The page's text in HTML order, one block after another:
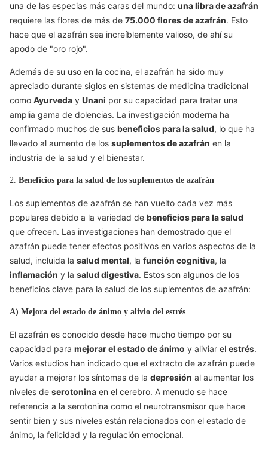
una de las especias más caras del mundo: una libra de azafrán
requiere las flores de más de 75.000 flores de azafrán. Esto
hace que el azafrán sea increíblemente valioso, de ahí su
apodo de "oro rojo".
Además de su uso en la cocina, el azafrán ha sido muy
apreciado durante siglos en sistemas de medicina tradicional
como Ayurveda y Unani por su capacidad para tratar una
amplia gama de dolencias. La investigación moderna ha
confirmado muchos de sus beneficios para la salud, lo que ha
llevado al aumento de los suplementos de azafrán en la
industria de la salud y el bienestar.
2. Beneficios para la salud de los suplementos de azafrán
Los suplementos de azafrán se han vuelto cada vez más
populares debido a la variedad de beneficios para la salud
que ofrecen. Las investigaciones han demostrado que el
azafrán puede tener efectos positivos en varios aspectos de la
salud, incluida la salud mental, la función cognitiva, la
inflamación y la salud digestiva. Estos son algunos de los
beneficios clave para la salud de los suplementos de azafrán:
A) Mejora del estado de ánimo y alivio del estrés
El azafrán es conocido desde hace mucho tiempo por su
capacidad para mejorar el estado de ánimo y aliviar el estrés.
Varios estudios han indicado que el extracto de azafrán puede
ayudar a mejorar los síntomas de la depresión al aumentar los
niveles de serotonina en el cerebro. A menudo se hace
referencia a la serotonina como el neurotransmisor que hace
sentir bien y sus niveles están relacionados con el estado de
ánimo, la felicidad y la regulación emocional.